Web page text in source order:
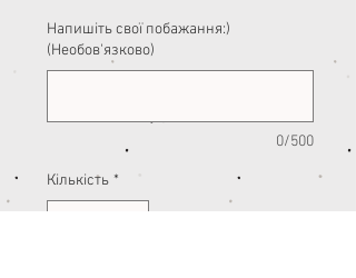
Напишіть свої побажання:)
(Необов'язково)
0/500
Кількість *